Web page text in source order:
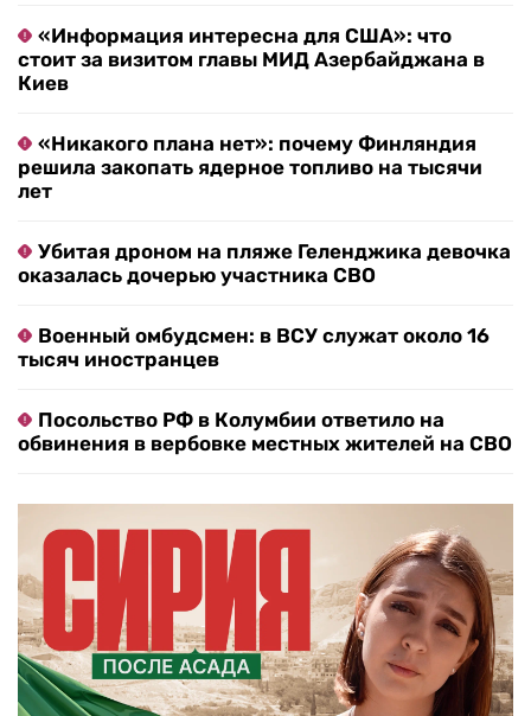
«Информация интересна для США»: что
стоит за визитом главы МИД Азербайджана в
Киев
«Никакого плана нет»: почему Финляндия
решила закопать ядерное топливо на тысячи
лет
Убитая дроном на пляже Геленджика девочка
оказалась дочерью участника СВО
Военный омбудсмен: в ВСУ служат около 16
тысяч иностранцев
Посольство РФ в Колумбии ответило на
обвинения в вербовке местных жителей на СВО